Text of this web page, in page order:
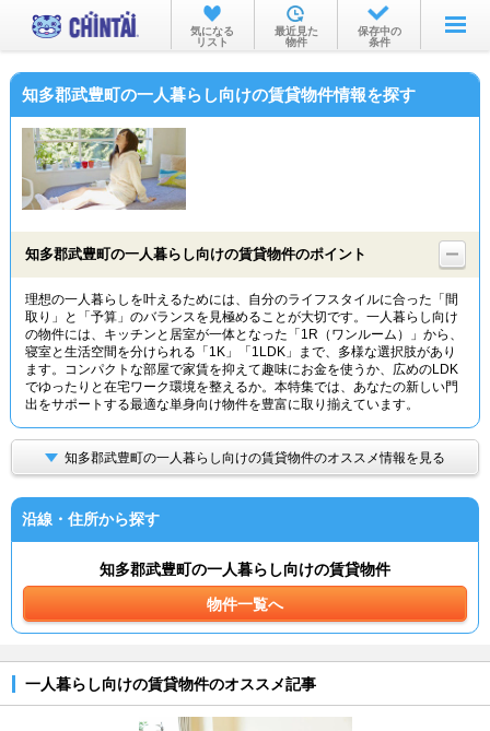
お部屋を探す
沿線・駅から
物件特集から
TOP
気になる
リスト
最近見た
物件
保存中の
条件
知多郡武豊町の一人暮らし向けの賃貸物件情報を探す
知多郡武豊町の一人暮らし向けの賃貸物件のポイント
理想の一人暮らしを叶えるためには、自分のライフスタイルに合った「間
取り」と「予算」のバランスを見極めることが大切です。一人暮らし向け
の物件には、キッチンと居室が一体となった「1R（ワンルーム）」から、
寝室と生活空間を分けられる「1K」「1LDK」まで、多様な選択肢があり
ます。コンパクトな部屋で家賃を抑えて趣味にお金を使うか、広めのLDK
でゆったりと在宅ワーク環境を整えるか。本特集では、あなたの新しい門
出をサポートする最適な単身向け物件を豊富に取り揃えています。
知多郡武豊町の一人暮らし向けの賃貸物件のオススメ情報を見る
沿線・住所から探す
知多郡武豊町の一人暮らし向けの賃貸物件
物件一覧へ
一人暮らし向けの賃貸物件のオススメ記事